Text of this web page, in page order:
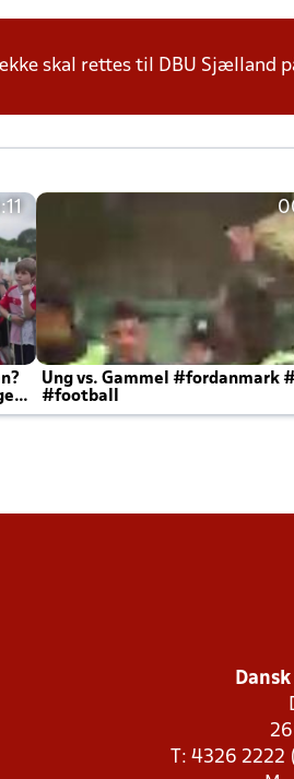
skal rettes til DBU Sjælland
Ung vs. Gammel #fordanmark
#football
T: 4326 2222